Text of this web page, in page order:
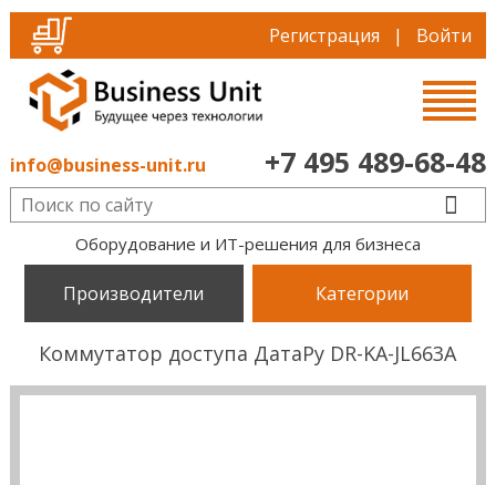
Регистрация | Войти
info@business-unit.ru +7 495 489-68-48
Оборудование и ИТ-решения для бизнеса
Производители Категории
Коммутатор доступа ДатаРу DR-KА-JL663A